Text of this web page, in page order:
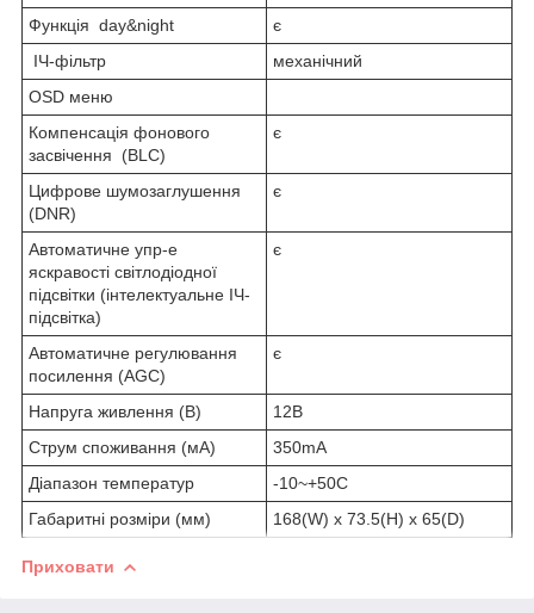
Функція day&night
є
ІЧ-фільтр
механічний
OSD меню
Компенсація фонового
засвічення (BLC)
є
Цифрове шумозаглушення
(DNR)
є
Автоматичне упр-е
яскравості світлодіодної
підсвітки (інтелектуальне ІЧ-
підсвітка)
є
Автоматичне регулювання
посилення (AGC)
є
Напруга живлення (В)
12В
Струм споживання (мА)
350mA
Діапазон температур
-10~+50C
Габаритні розміри (мм)
168(W) x 73.5(H) x 65(D)
Приховати